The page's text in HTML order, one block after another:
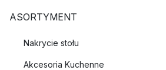
ASORTYMENT
Nakrycie stołu
Akcesoria Kuchenne